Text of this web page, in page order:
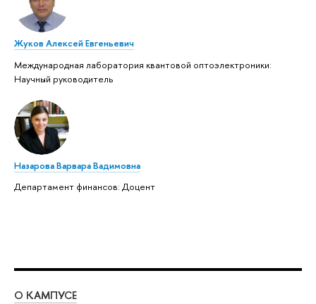
Жуков Алексей Евгеньевич
Международная лаборатория квантовой оптоэлектроники:
Научный руководитель
Назарова Варвара Вадимовна
Департамент финансов: Доцент
О КАМПУСЕ